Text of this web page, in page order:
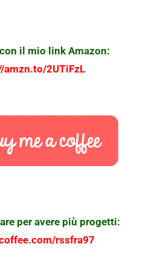
il mio link Amazon:
amzn.to/2UTiFzL
per avere più progetti:
rssfra97